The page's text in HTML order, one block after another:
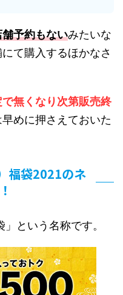
予約もないみたいな
て購入するほかなさ
無くなり次第販売終
めに押さえておいた
福袋2021のネ
という名称です。